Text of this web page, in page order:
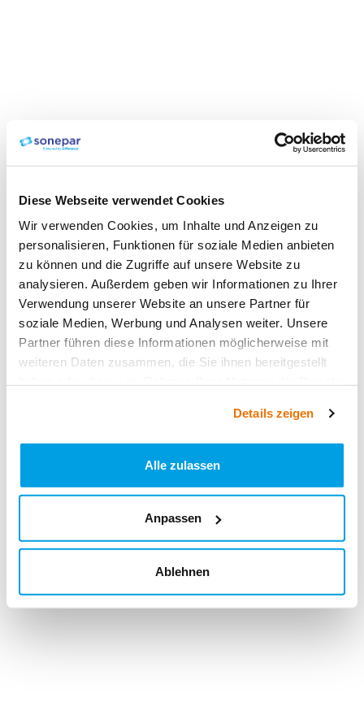
Diese Webseite verwendet Cookies
Wir verwenden Cookies, um Inhalte und Anzeigen zu
personalisieren, Funktionen für soziale Medien anbieten
zu können und die Zugriffe auf unsere Website zu
analysieren. Außerdem geben wir Informationen zu Ihrer
Verwendung unserer Website an unsere Partner für
soziale Medien, Werbung und Analysen weiter. Unsere
Partner führen diese Informationen möglicherweise mit
weiteren Daten zusammen, die Sie ihnen bereitgestellt
Details zeigen
Alle zulassen
Anpassen
Ablehnen